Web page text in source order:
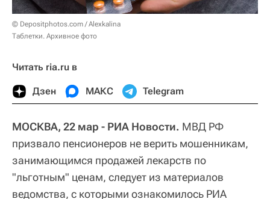
© Depositphotos.com / Alexkalina
Таблетки. Архивное фото
Читать ria.ru в
Дзен МАКС Telegram
МОСКВА, 22 мар - РИА Новости. МВД РФ
призвало пенсионеров не верить мошенникам,
занимающимся продажей лекарств по
"льготным" ценам, следует из материалов
ведомства, с которыми ознакомилось РИА